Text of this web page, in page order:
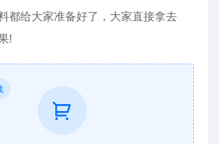
都给大家准备好了，大家直接拿去
!